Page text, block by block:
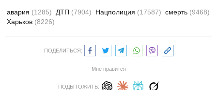
авария (1285) ДТП (7904) Нацполиция (17587) смерть (9468)
Харьков (8226)
ПОДЕЛИТЬСЯ:
Мне нравится
ПОДЫТОЖИТЬ: